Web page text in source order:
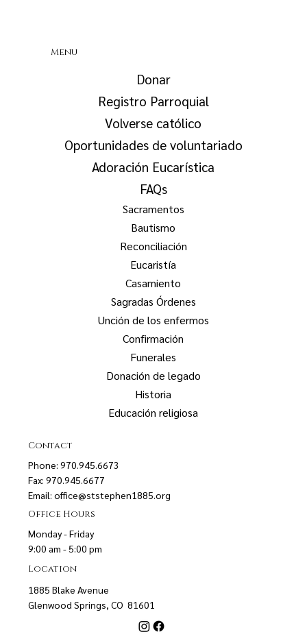
Menu
Donar
Registro Parroquial
Volverse católico
Oportunidades de voluntariado
Adoración Eucarística
FAQs
Sacramentos
Bautismo
Reconciliación
Eucaristía
Casamiento
Sagradas Órdenes
Unción de los enfermos
Confirmación
Funerales
Donación de legado
Historia
Educación religiosa
Contact
Phone: 970.945.6673
Fax: 970.945.6677
Email:office@ststephen1885.org
Office Hours
Monday - Friday
9:00 am - 5:00 pm
Location
1885 Blake Avenue
Glenwood Springs, CO 81601